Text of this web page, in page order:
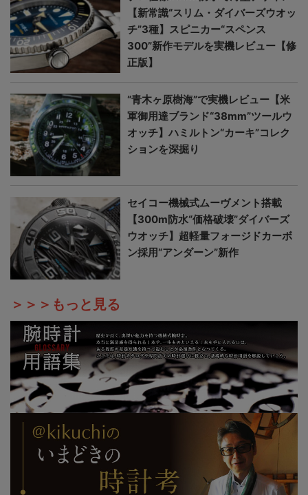
【新常識“スリム・ダイバーズウオッ
チ”3種】スピニカー“スペンス
300”新作モデルを実機レビュー【修
正版】
“青木ヶ原樹海”で実機レビュー【米
軍御用達ブランド“38mm”ツールウ
オッチ】ハミルトン“カーキ”コレク
ションを深掘り
セイコー機械式ムーヴメント搭載
【300m防水“価格破壊”ダイバーズ
ウオッチ】超軽量フォージドカーボ
ン採用“アンダーン”新作
＞＞＞もっと見る